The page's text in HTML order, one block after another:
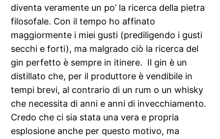
diventa veramente un po’ la ricerca della pietra
filosofale. Con il tempo ho affinato
maggiormente i miei gusti (prediligendo i gusti
secchi e forti), ma malgrado ciò la ricerca del
gin perfetto è sempre in itinere. Il gin è un
distillato che, per il produttore è vendibile in
tempi brevi, al contrario di un rum o un whisky
che necessita di anni e anni di invecchiamento.
Credo che ci sia stata una vera e propria
esplosione anche per questo motivo, ma